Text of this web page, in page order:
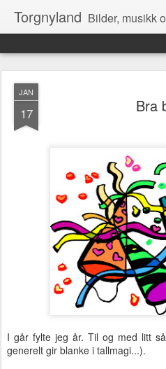
Torgnyland Bilder, musikk og
JAN
17 Bra
I går fylte jeg år. Til og med litt
generelt gir blanke i tallmagi...).